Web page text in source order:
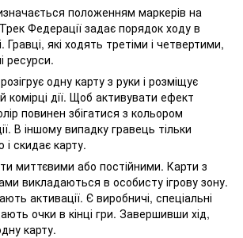
положенням маркерів на
Трек Федерації задає порядок ходу в
Гравці, які ходять третіми і четвертими,
ресурси.
одну карту з руки і розміщує
комірці дії. Щоб активувати ефект
повинен збігатися з кольором
В іншому випадку гравець тільки
і скидає карту.
миттєвими або постійними. Карти з
викладаються в особисту ігрову зону.
активації. Є виробничі, спеціальні
очки в кінці гри. Завершивши хід,
карту.